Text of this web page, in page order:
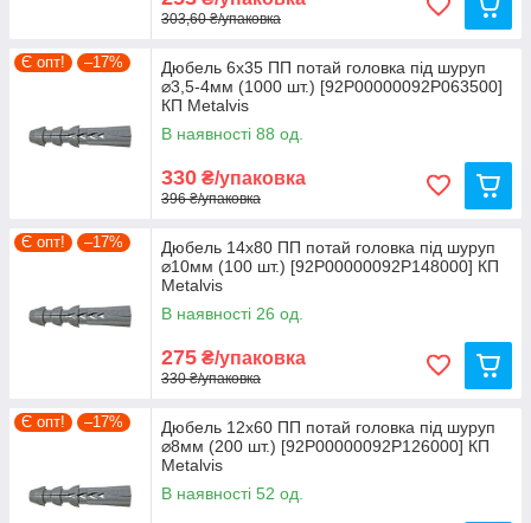
303,60 ₴/упаковка
Є опт! –17%
Дюбель 6х35 ПП потай головка під шуруп
⌀3,5-4мм (1000 шт.) [92P00000092P063500]
КП Metalvis
В наявності 88 од.
330 ₴/упаковка
396 ₴/упаковка
Є опт! –17%
Дюбель 14х80 ПП потай головка під шуруп
⌀10мм (100 шт.) [92P00000092P148000] КП
Metalvis
В наявності 26 од.
275 ₴/упаковка
330 ₴/упаковка
Є опт! –17%
Дюбель 12х60 ПП потай головка під шуруп
⌀8мм (200 шт.) [92P00000092P126000] КП
Metalvis
В наявності 52 од.